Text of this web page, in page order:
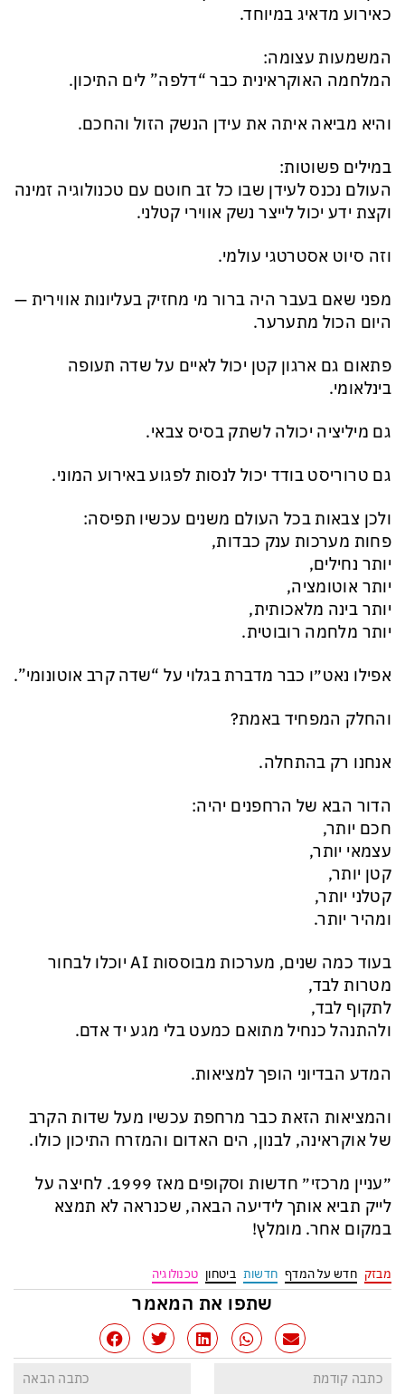
כאירוע מדאיג במיוחד.
המשמעות עצומה:
המלחמה האוקראינית כבר “דלפה” לים התיכון.
והיא מביאה איתה את עידן הנשק הזול והחכם.
במילים פשוטות:
העולם נכנס לעידן שבו כל זב חוטם עם טכנולוגיה זמינה
וקצת ידע יכול לייצר נשק אווירי קטלני.
וזה סיוט אסטרטגי עולמי.
מפני שאם בעבר היה ברור מי מחזיק בעליונות אווירית —
היום הכול מתערער.
פתאום גם ארגון קטן יכול לאיים על שדה תעופה
בינלאומי.
גם מיליציה יכולה לשתק בסיס צבאי.
גם טרוריסט בודד יכול לנסות לפגוע באירוע המוני.
ולכן צבאות בכל העולם משנים עכשיו תפיסה:
פחות מערכות ענק כבדות,
יותר נחילים,
יותר אוטומציה,
יותר בינה מלאכותית,
יותר מלחמה רובוטית.
אפילו נאט״ו כבר מדברת בגלוי על “שדה קרב אוטונומי”.
והחלק המפחיד באמת?
אנחנו רק בהתחלה.
הדור הבא של הרחפנים יהיה:
חכם יותר,
עצמאי יותר,
קטן יותר,
קטלני יותר,
ומהיר יותר.
בעוד כמה שנים, מערכות מבוססות AI יוכלו לבחור
מטרות לבד,
לתקוף לבד,
ולהתנהל כנחיל מתואם כמעט בלי מגע יד אדם.
המדע הבדיוני הופך למציאות.
והמציאות הזאת כבר מרחפת עכשיו מעל שדות הקרב
של אוקראינה, לבנון, הים האדום והמזרח התיכון כולו.
״עניין מרכזי״ חדשות וסקופים מאז 1999. לחיצה על
לייק תביא אותך לידיעה הבאה, שכנראה לא תמצא
במקום אחר. מומלץ!
מבזק חדש על המדף חדשות ביטחון טכנולוגיה
שתפו את המאמר
כתבה קודמת כתבה הבאה